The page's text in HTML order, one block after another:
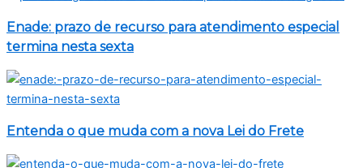
Enade: prazo de recurso para atendimento especial
termina nesta sexta
Entenda o que muda com a nova Lei do Frete